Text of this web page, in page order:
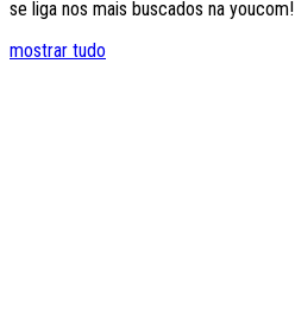
se liga nos mais buscados na youcom!
mostrar tudo